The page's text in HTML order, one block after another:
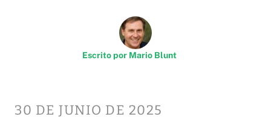
Escrito por Mario Blunt
30 DE JUNIO DE 2025